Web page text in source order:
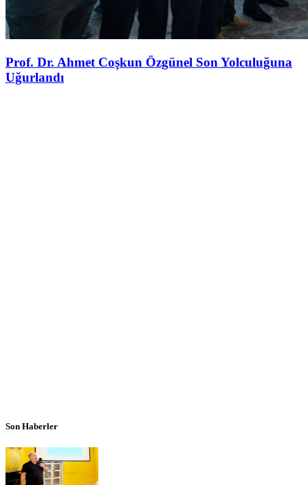
Prof. Dr. Ahmet Coşkun Özgünel Son Yolculuğuna
Uğurlandı
Son Haberler